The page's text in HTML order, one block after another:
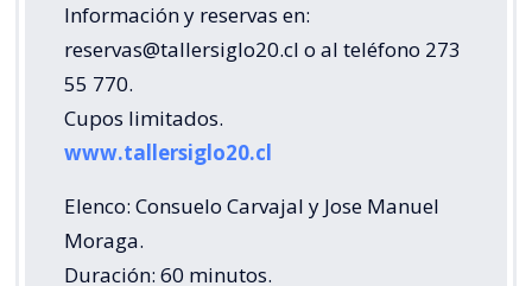
Información y reservas en:
reservas@tallersiglo20.cl o al teléfono 273
55 770.
Cupos limitados.
www.tallersiglo20.cl
Elenco: Consuelo Carvajal y Jose Manuel
Moraga.
Duración: 60 minutos.